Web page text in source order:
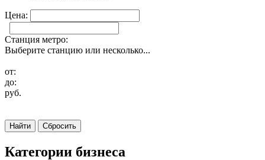
Цена:
Станция метро:
Выберите станцию или несколько...
от:
до:
руб.
Найти Сбросить
Категории бизнеса